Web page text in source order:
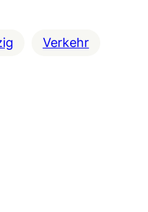
Verkehr